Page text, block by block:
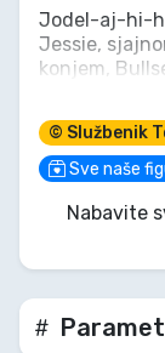
Jodel-aj-hi-
Jessie,
konjem,
People
ruke vašeg
maštovitu
sunca ili
spremni za
© Službenik
Sve naše
Nabavite